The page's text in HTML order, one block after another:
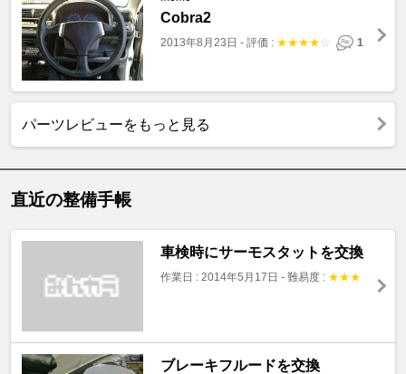
Cobra2
2013年8月23日 - 評価 : ★★★★ ☆ 1
パーツレビューをもっと見る
直近の整備手帳
車検時にサーモスタットを交換
作業日 : 2014年5月17日 - 難易度 : ★★★
ブレーキフルードを交換